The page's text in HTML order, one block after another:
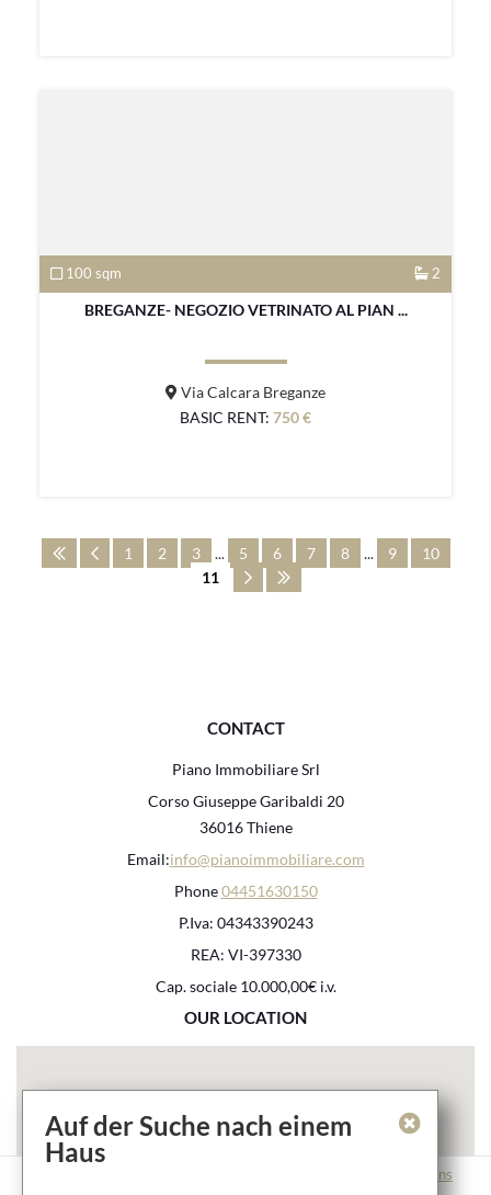
100 sqm 2
BREGANZE- NEGOZIO VETRINATO AL PIAN ...
Via Calcara Breganze
BASIC RENT: 750 €
1 2 3 ... 5 6 7 8 ... 9
10
11
CONTACT
Piano Immobiliare Srl
Corso Giuseppe Garibaldi 20
36016 Thiene
Email:info@pianoimmobiliare.com
Phone04451630150
P.Iva: 04343390243
REA: VI-397330
Cap. sociale 10.000,00€ i.v.
OUR LOCATION
Provision and Usage Conditions
Auf der Suche nach einem
Haus